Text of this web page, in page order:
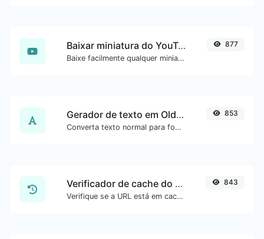
Baixar miniatura do YouTube
Baixe facilmente qualquer miniatura de vídeo do YouTube em todos os tamanhos disponíveis.
877
Gerador de texto em Old English
Converta texto normal para fonte Old English.
853
Verificador de cache do Google
Verifique se a URL está em cache pelo Google.
843